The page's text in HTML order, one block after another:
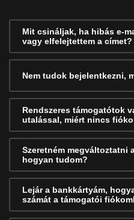
Mit csináljak, ha hibás e-
vagy elfelejtettem a címet?
Nem tudok bejelentkezni,
Rendszeres támogatótok
utalással, miért nincs
Szeretném megváltoztatni
hogyan tudom?
Lejár a bankkártyám,
számát a támogatói